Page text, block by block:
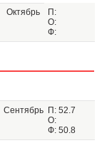
Октябрь
П:
О:
Ф:
Сентябрь
П: 52.7
О:
Ф: 50.8